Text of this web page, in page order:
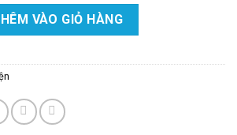
số lượng
VÀO GIỎ HÀNG